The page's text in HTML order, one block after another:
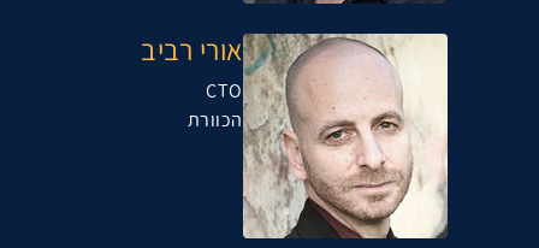
אורי רביב
CTO
הכוורת